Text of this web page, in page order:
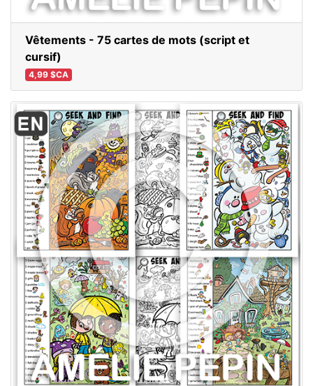
Vêtements - 75 cartes de mots (script et
cursif)
4,99 $CA